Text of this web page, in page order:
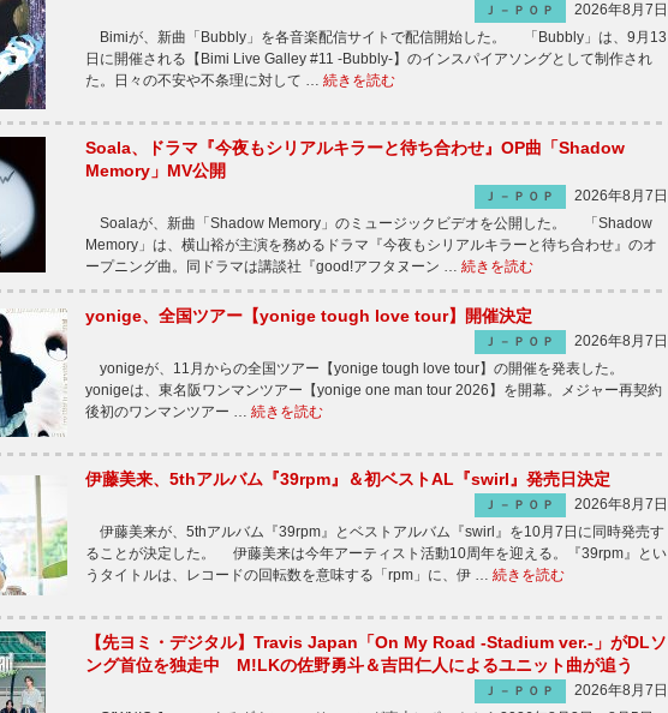
Ｊ－ＰＯＰ
2026年8月7日
Bimiが、新曲「Bubbly」を各音楽配信サイトで配信開始した。 「Bubbly」は、9月13
日に開催される【Bimi Live Galley #11 -Bubbly-】のインスパイアソングとして制作され
た。日々の不安や不条理に対して … 続きを読む
Soala、ドラマ『今夜もシリアルキラーと待ち合わせ』OP曲「Shadow
Memory」MV公開
Ｊ－ＰＯＰ
2026年8月7日
Soalaが、新曲「Shadow Memory」のミュージックビデオを公開した。 「Shadow
Memory」は、横山裕が主演を務めるドラマ『今夜もシリアルキラーと待ち合わせ』のオ
ープニング曲。同ドラマは講談社『good!アフタヌーン … 続きを読む
yonige、全国ツアー【yonige tough love tour】開催決定
Ｊ－ＰＯＰ
2026年8月7日
yonigeが、11月からの全国ツアー【yonige tough love tour】の開催を発表した。
yonigeは、東名阪ワンマンツアー【yonige one man tour 2026】を開幕。メジャー再契約
後初のワンマンツアー … 続きを読む
伊藤美来、5thアルバム『39rpm』＆初ベストAL『swirl』発売日決定
Ｊ－ＰＯＰ
2026年8月7日
伊藤美来が、5thアルバム『39rpm』とベストアルバム『swirl』を10月7日に同時発売す
ることが決定した。 伊藤美来は今年アーティスト活動10周年を迎える。『39rpm』とい
うタイトルは、レコードの回転数を意味する「rpm」に、伊 … 続きを読む
【先ヨミ・デジタル】Travis Japan「On My Road -Stadium ver.-」がDLソ
ング首位を独走中 M!LKの佐野勇斗＆吉田仁人によるユニット曲が追う
Ｊ－ＰＯＰ
2026年8月7日